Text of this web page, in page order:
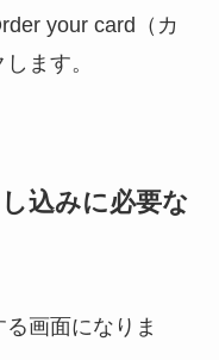
your card（カ
ます。
込みに必要な
画面になりま